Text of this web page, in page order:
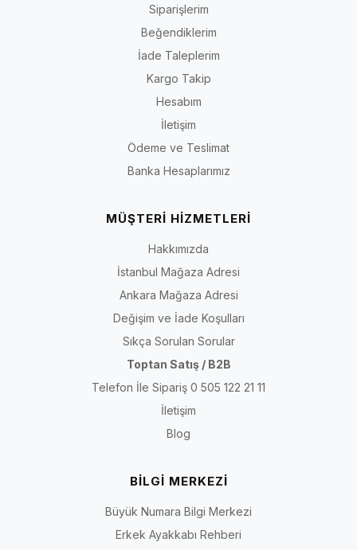
Siparişlerim
Beğendiklerim
İade Taleplerim
Kargo Takip
Hesabım
İletişim
Ödeme ve Teslimat
Banka Hesaplarımız
MÜŞTERİ HİZMETLERİ
Hakkımızda
İstanbul Mağaza Adresi
Ankara Mağaza Adresi
Değişim ve İade Koşulları
Sıkça Sorulan Sorular
Toptan Satış / B2B
Telefon İle Sipariş 0 505 122 21 11
İletişim
Blog
BİLGİ MERKEZİ
Büyük Numara Bilgi Merkezi
Erkek Ayakkabı Rehberi